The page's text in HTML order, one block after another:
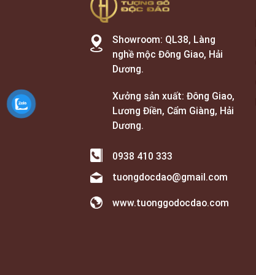
Showroom: QL38, Làng
nghề mộc Đông Giao, Hải
Dương.
Xưởng sản xuất: Đông Giao,
Lương Điền, Cẩm Giàng, Hải
Dương.
0938 410 333
tuongdocdao@gmail.com
www.tuonggodocdao.com